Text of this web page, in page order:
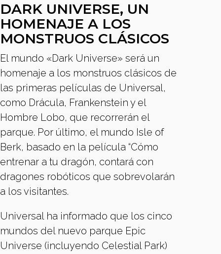
DARK UNIVERSE, UN
HOMENAJE A LOS
MONSTRUOS CLÁSICOS
El mundo «Dark Universe» será un
homenaje a los monstruos clásicos de
las primeras películas de Universal,
como Drácula, Frankenstein y el
Hombre Lobo, que recorrerán el
parque. Por último, el mundo Isle of
Berk, basado en la película “Cómo
entrenar a tu dragón, contará con
dragones robóticos que sobrevolarán
a los visitantes.
Universal ha informado que los cinco
mundos del nuevo parque Epic
Universe (incluyendo Celestial Park)